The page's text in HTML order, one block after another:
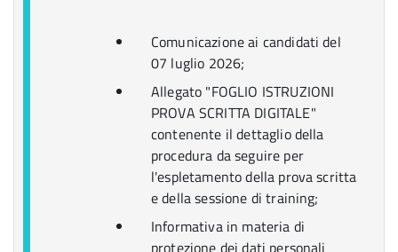
Comunicazione ai candidati del
07 luglio 2026;
Allegato "FOGLIO ISTRUZIONI
PROVA SCRITTA DIGITALE"
contenente il dettaglio della
procedura da seguire per
l'espletamento della prova scritta
e della sessione di training;
Informativa in materia di
protezione dei dati personali